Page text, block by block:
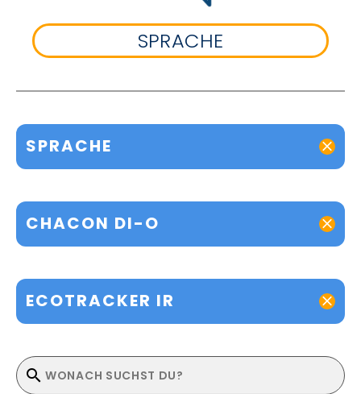
SPRACHE
SPRACHE
CHACON DI-O
ECOTRACKER IR